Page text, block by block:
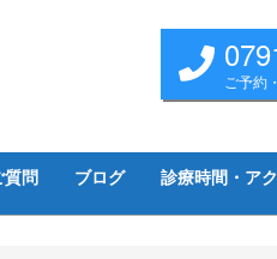
ご予約
質問 ブログ 診療時間・ア